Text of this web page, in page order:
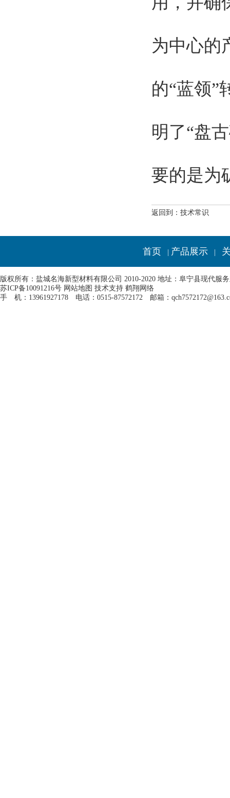
为中心的
的“蓝领”
明了“盘
要的是为
返回到： 技术常识
首页 产品展示
版权所有：盐城名海新型材料有限公司 2010-2020 地址：阜宁县现代服
苏ICP备10091216号 网站地图 技术支持 鹤翔网络
手 机：13961927178 电话：0515-87572172 邮箱：